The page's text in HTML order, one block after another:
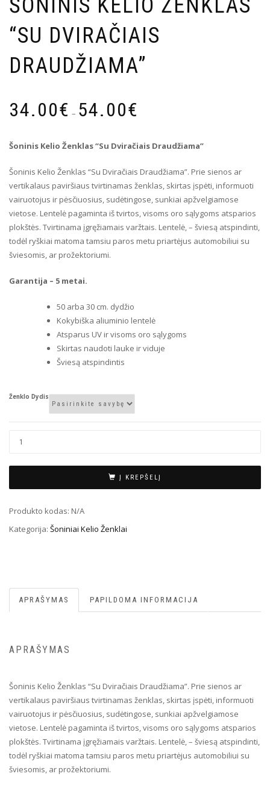
ŠONINIS KELIO ŽENKLAS
“SU DVIRAČIAIS
DRAUDŽIAMA”
34.00€ – 54.00€
through
Šoninis Kelio Ženklas “Su Dviračiais Draudžiama”
Šoninis Kelio Ženklas “Su Dviračiais Draudžiama”. Prie sienos ar
vertikalaus paviršiaus tvirtinamas ženklas, skirtas įspėti, informuoti
vairuotojus ir pėsčiuosius, sudėtingose, sunkiai apžvelgiamose
vietose. Lentelė pagaminta iš tvirtos, visoms oro sąlygoms atsparios
plokštės. Tvirtinama įgręžiamais varžtais. Lentelė, – šviesą atspindinti,
todėl ryškiai matoma tamsiu paros metu priartėjus automobiliui su
šviesomis, ar prožektoriumi.
Garantija – 5 metai.
50 arba 30 cm. dydžio
Kokybiška aliuminio lentelė
Atsparus UV ir visoms oro sąlygoms
Skirtas naudoti lauke ir viduje
Šviesą atspindintis
Ženklo Dydis
Į KREPŠELĮ
Produkto kodas: N/A
Kategorija: Šoniniai Kelio Ženklai
APRAŠYMAS PAPILDOMA INFORMACIJA
APRAŠYMAS
Šoninis Kelio Ženklas “Su Dviračiais Draudžiama”. Prie sienos ar
vertikalaus paviršiaus tvirtinamas ženklas, skirtas įspėti, informuoti
vairuotojus ir pėsčiuosius, sudėtingose, sunkiai apžvelgiamose
vietose. Lentelė pagaminta iš tvirtos, visoms oro sąlygoms atsparios
plokštės. Tvirtinama įgręžiamais varžtais. Lentelė, – šviesą atspindinti,
todėl ryškiai matoma tamsiu paros metu priartėjus automobiliui su
šviesomis, ar prožektoriumi.